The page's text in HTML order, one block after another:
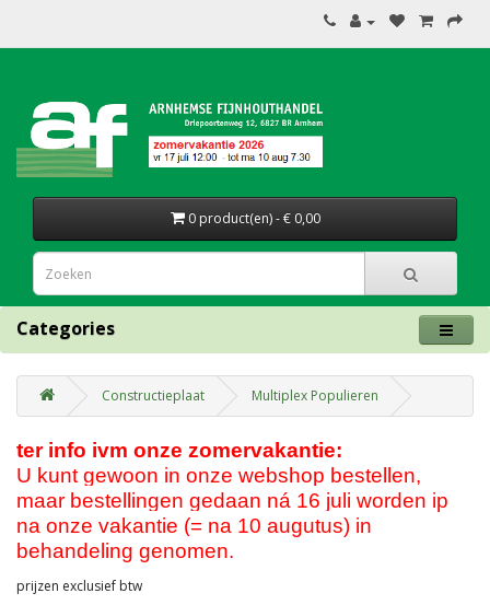
0 product(en) - € 0,00
Categories
Constructieplaat Multiplex Populieren
ter info ivm onze zomervakantie:
U kunt gewoon in onze webshop bestellen,
maar bestellingen gedaan ná 16 juli worden ip
na onze vakantie (= na 10 augutus) in
behandeling genomen.
prijzen exclusief btw